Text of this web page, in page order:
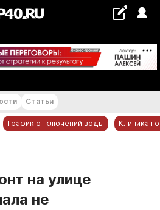
+29...+30 °С
Статьи
График отключений воды Клиника
на улице
не